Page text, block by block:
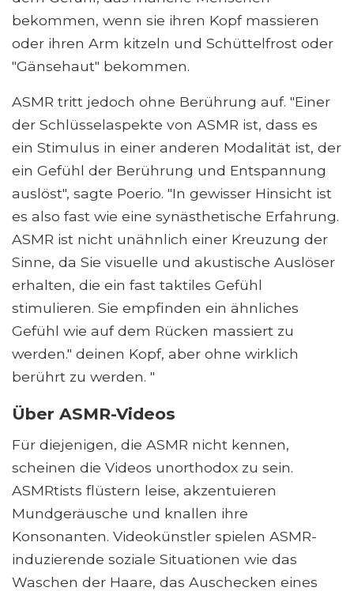
bekommen, wenn sie ihren Kopf massieren
oder ihren Arm kitzeln und Schüttelfrost oder
"Gänsehaut" bekommen.
ASMR tritt jedoch ohne Berührung auf. "Einer
der Schlüsselaspekte von ASMR ist, dass es
ein Stimulus in einer anderen Modalität ist, der
ein Gefühl der Berührung und Entspannung
auslöst", sagte Poerio. "In gewisser Hinsicht ist
es also fast wie eine synästhetische Erfahrung.
ASMR ist nicht unähnlich einer Kreuzung der
Sinne, da Sie visuelle und akustische Auslöser
erhalten, die ein fast taktiles Gefühl
stimulieren. Sie empfinden ein ähnliches
Gefühl wie auf dem Rücken massiert zu
werden." deinen Kopf, aber ohne wirklich
berührt zu werden. "
Über ASMR-Videos
Für diejenigen, die ASMR nicht kennen,
scheinen die Videos unorthodox zu sein.
ASMRtists flüstern leise, akzentuieren
Mundgeräusche und knallen ihre
Konsonanten. Videokünstler spielen ASMR-
induzierende soziale Situationen wie das
Waschen der Haare, das Auschecken eines